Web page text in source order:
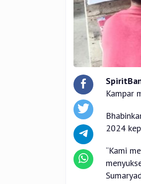
Kampar
2024
“Kami